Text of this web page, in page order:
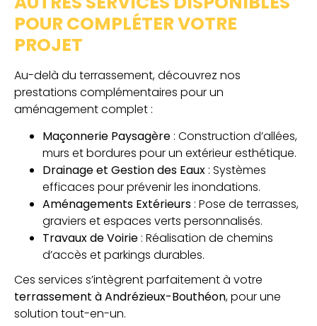
POUR COMPLÉTER VOTRE
PROJET
Au-delà du terrassement, découvrez nos
prestations complémentaires pour un
aménagement complet :
Maçonnerie Paysagère : Construction d’allées,
murs et bordures pour un extérieur esthétique.
Drainage et Gestion des Eaux : Systèmes
efficaces pour prévenir les inondations.
Aménagements Extérieurs : Pose de terrasses,
graviers et espaces verts personnalisés.
Travaux de Voirie : Réalisation de chemins
d’accès et parkings durables.
Ces services s’intègrent parfaitement à votre
terrassement à Andrézieux-Bouthéon, pour une
solution tout-en-un.